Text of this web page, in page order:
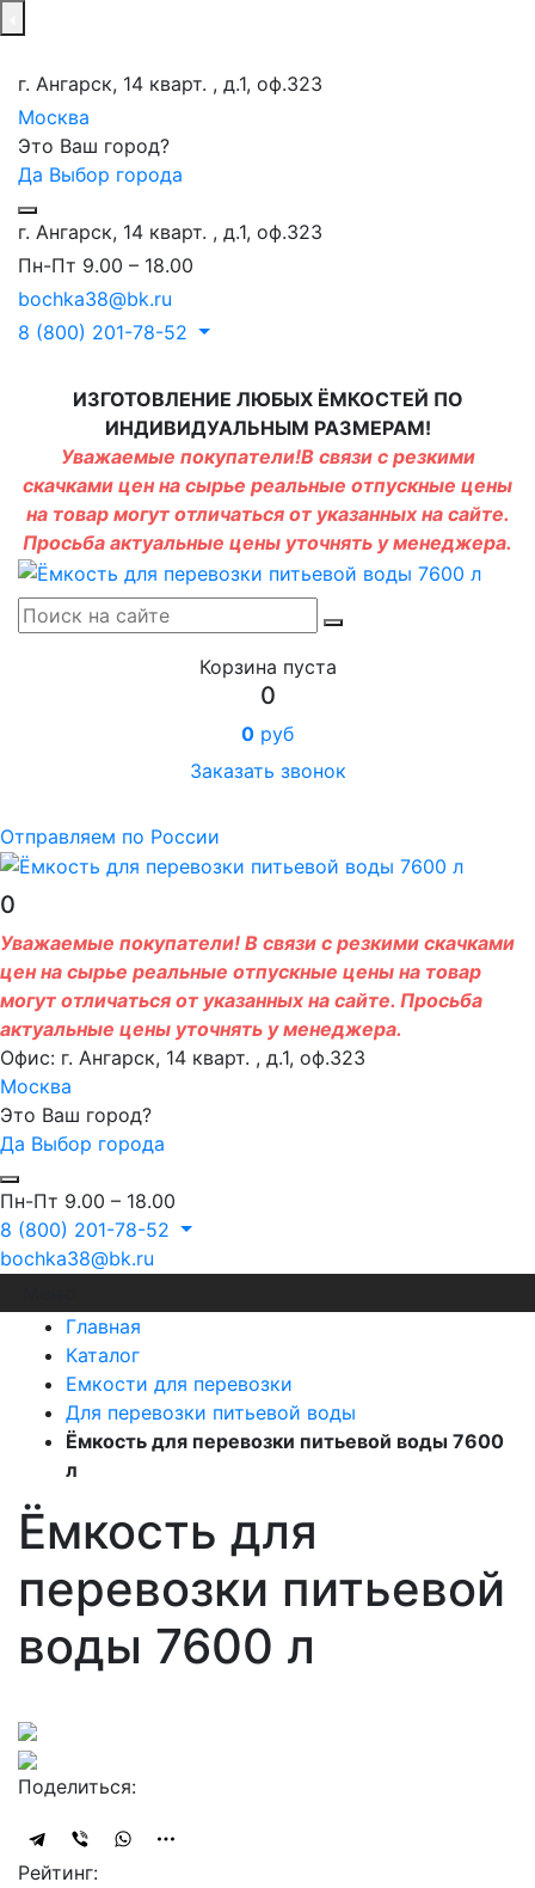
г. Ангарск, 14 кварт. , д.1, оф.323
Москва
Это Ваш город?
Да Выбор города
г. Ангарск, 14 кварт. , д.1, оф.323
Пн-Пт 9.00 – 18.00
bochka38@bk.ru
8 (800) 201-78-52
ИЗГОТОВЛЕНИЕ ЛЮБЫХ ЁМКОСТЕЙ ПО
ИНДИВИДУАЛЬНЫМ РАЗМЕРАМ!
Уважаемые покупатели!В связи с резкими
скачками цен на сырье реальные отпускные цены
на товар могут отличаться от указанных на сайте.
Просьба актуальные цены уточнять у менеджера.
Корзина пуста
0
0 руб
Заказать звонок
Отправляем по России
0
Уважаемые покупатели! В связи с резкими скачками
цен на сырье реальные отпускные цены на товар
могут отличаться от указанных на сайте. Просьба
актуальные цены уточнять у менеджера.
Офис: г. Ангарск, 14 кварт. , д.1, оф.323
Москва
Это Ваш город?
Да Выбор города
Пн-Пт 9.00 – 18.00
8 (800) 201-78-52
bochka38@bk.ru
Главная
Каталог
Емкости для перевозки
Для перевозки питьевой воды
Ёмкость для перевозки питьевой воды 7600
л
Ёмкость для
перевозки питьевой
воды 7600 л
Поделиться:
Рейтинг: